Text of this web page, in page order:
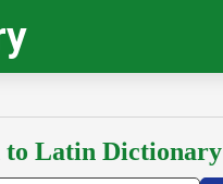
to Latin Dictionary